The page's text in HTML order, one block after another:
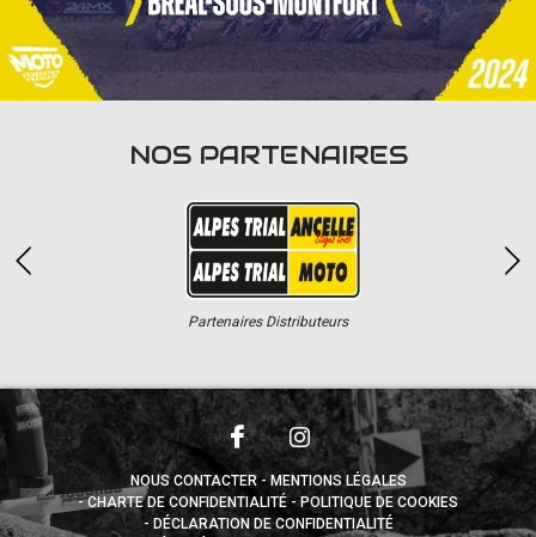
NOS PARTENAIRES
Partenaires Distributeurs
NOUS CONTACTER
MENTIONS LÉGALES
CHARTE DE CONFIDENTIALITÉ
POLITIQUE DE COOKIES
DÉCLARATION DE CONFIDENTIALITÉ